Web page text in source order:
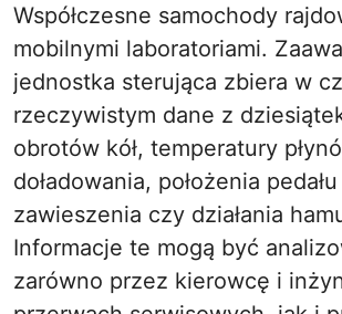
Współczesne samochody
mobilnymi laboratoriami.
jednostka sterująca zbiera w
rzeczywistym dane z
obrotów kół, temperatury
doładowania, położenia
zawieszenia czy działania
Informacje te mogą być
zarówno przez kierowcę i